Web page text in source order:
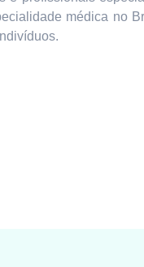
médica no